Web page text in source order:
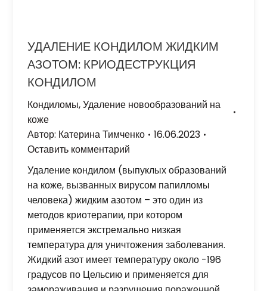
УДАЛЕНИЕ КОНДИЛОМ ЖИДКИМ
АЗОТОМ: КРИОДЕСТРУКЦИЯ
КОНДИЛОМ
Кондиломы,Удаление новообразований на
коже
Автор: Катерина Тимченко
16.06.2023
Оставить комментарий
Удаление кондилом (выпуклых образований
на коже, вызванных вирусом папилломы
человека) жидким азотом – это один из
методов криотерапии, при котором
применяется экстремально низкая
температура для уничтожения заболевания.
Жидкий азот имеет температуру около -196
градусов по Цельсию и применяется для